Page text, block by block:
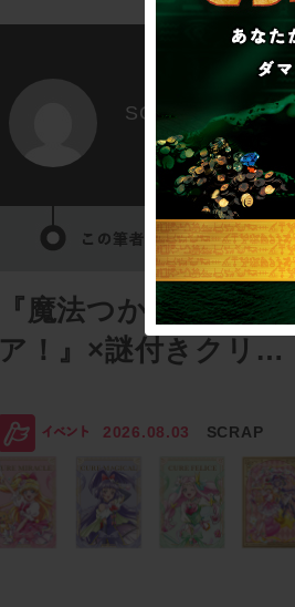
SCRAP
『魔法つかいプリキュ
ア！』×謎付きクリ…
2026.08.03 SCRAP